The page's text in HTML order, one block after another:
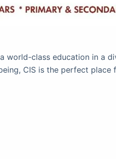
class education in a
CIS is the perfect place